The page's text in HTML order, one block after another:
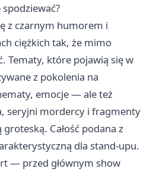
z czarnym humorem i
ciężkich tak, że mimo
Tematy, które pojawią się w
z pokolenia na
emocje — ale też
seryjni mordercy i fragmenty
Całość podana z
dla stand-upu.
— przed głównym show